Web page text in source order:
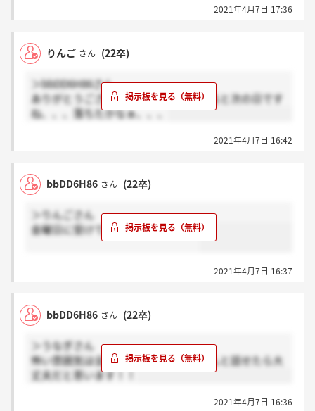
2021年4月7日 17:36
りんご さん (22卒)
＞bbDD6H86さん
ありがとうございます！平日って考えると次の日です
ね、、、落ちたかなぁ、、、
2021年4月7日 16:42
bbDD6H86 さん (22卒)
＞りんごさん
金曜日に受けて月曜日にきました！
2021年4月7日 16:37
bbDD6H86 さん (22卒)
＞うなぎさん
怖い雰囲気は全くなかったので、きちんと話せたら大
丈夫だと思います！！
2021年4月7日 16:36